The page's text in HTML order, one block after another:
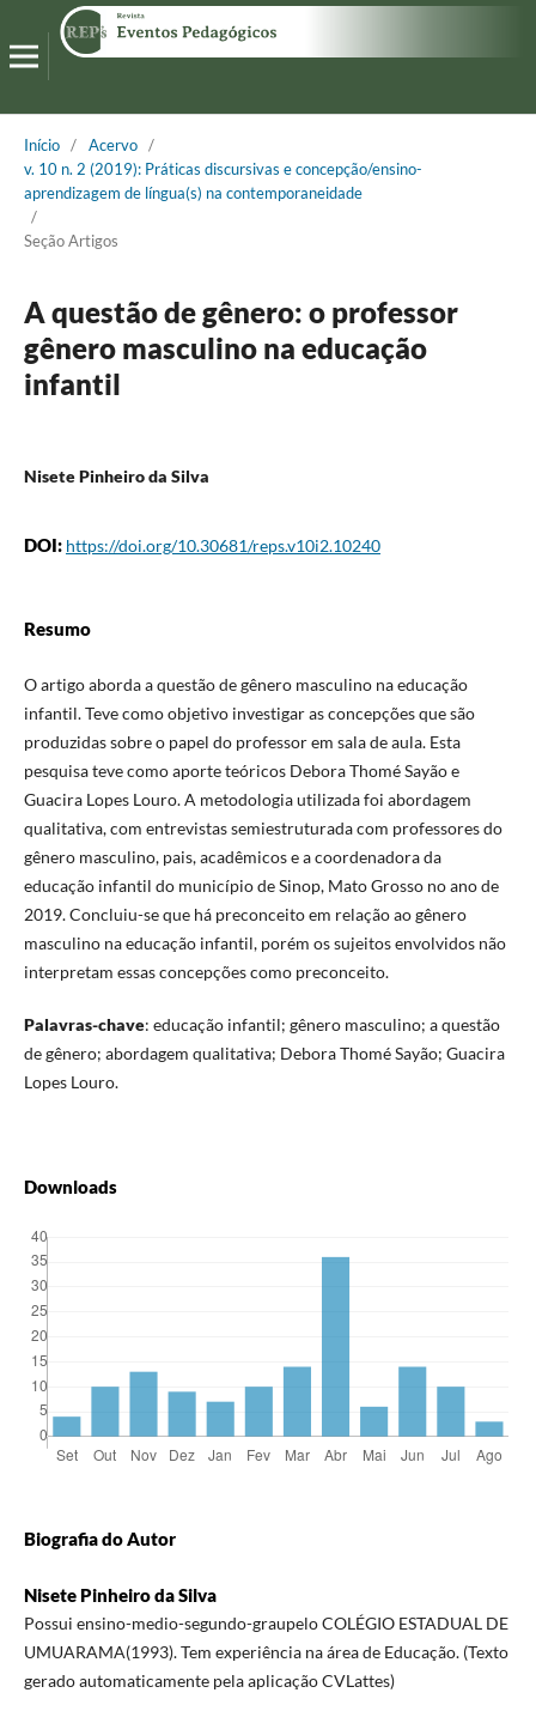
Início / Acervo /
v. 10 n. 2 (2019): Práticas discursivas e concepção/ensino-
aprendizagem de língua(s) na contemporaneidade
/
Seção Artigos
A questão de gênero: o professor
gênero masculino na educação
infantil
Nisete Pinheiro da Silva
DOI: https://doi.org/10.30681/reps.v10i2.10240
Resumo
O artigo aborda a questão de gênero masculino na educação
infantil. Teve como objetivo investigar as concepções que são
produzidas sobre o papel do professor em sala de aula. Esta
pesquisa teve como aporte teóricos Debora Thomé Sayão e
Guacira Lopes Louro. A metodologia utilizada foi abordagem
qualitativa, com entrevistas semiestruturada com professores do
gênero masculino, pais, acadêmicos e a coordenadora da
educação infantil do município de Sinop, Mato Grosso no ano de
2019. Concluiu-se que há preconceito em relação ao gênero
masculino na educação infantil, porém os sujeitos envolvidos não
interpretam essas concepções como preconceito.
Palavras-chave: educação infantil; gênero masculino; a questão
de gênero; abordagem qualitativa; Debora Thomé Sayão; Guacira
Lopes Louro.
Downloads
Biografia do Autor
Nisete Pinheiro da Silva
Possui ensino-medio-segundo-graupelo COLÉGIO ESTADUAL DE
UMUARAMA(1993). Tem experiência na área de Educação. (Texto
gerado automaticamente pela aplicação CVLattes)